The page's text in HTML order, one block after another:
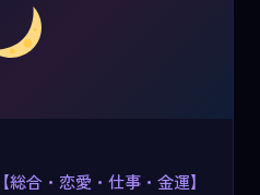
合・恋愛・仕事・金運】